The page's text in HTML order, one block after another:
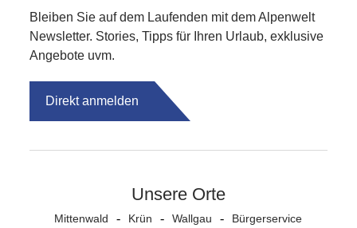
Bleiben Sie auf dem Laufenden mit dem Alpenwelt
Newsletter. Stories, Tipps für Ihren Urlaub, exklusive
Angebote uvm.
Direkt anmelden
Unsere Orte
Mittenwald Krün Wallgau Bürgerservice